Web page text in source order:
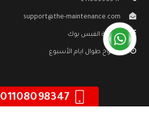
support@the-maintenance.com
صفحة الفيس بوك
مفتوح طوال ايام الأسبوع
01108098347